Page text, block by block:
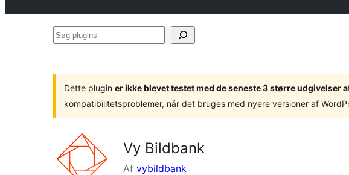
Søg
Dette plugin er ikke blevet testet med de seneste 3 større udgivelser
kompatibilitetsproblemer, når det bruges med nyere versioner af
Vy Bildbank
Af vybildbank